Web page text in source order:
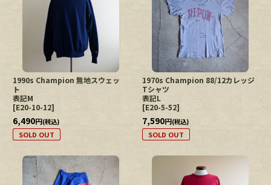
1990s Champion 無地スウェッ
ト
表記M
[E20-10-12]
6,490円(税込)
SOLD OUT
1970s Champion 88/12カレッジ
Tシャツ
表記L
[E20-5-52]
7,590円(税込)
SOLD OUT